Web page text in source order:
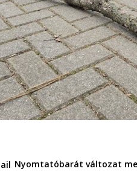
Nyomtatóbarát változat